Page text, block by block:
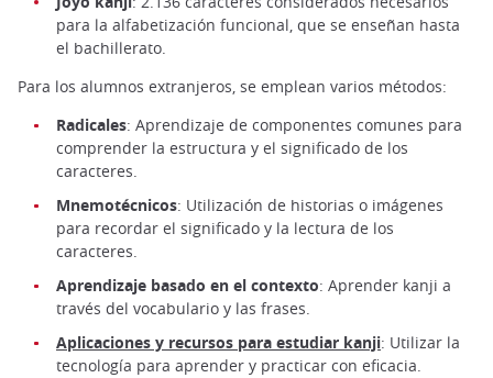
para la alfabetización funcional, que se enseñan hasta
el bachillerato.
Para los alumnos extranjeros, se emplean varios métodos:
Radicales: Aprendizaje de componentes comunes para
comprender la estructura y el significado de los
caracteres.
Mnemotécnicos: Utilización de historias o imágenes
para recordar el significado y la lectura de los
caracteres.
Aprendizaje basado en el contexto: Aprender kanji a
través del vocabulario y las frases.
Aplicaciones y recursos para estudiar kanji: Utilizar la
tecnología para aprender y practicar con eficacia.